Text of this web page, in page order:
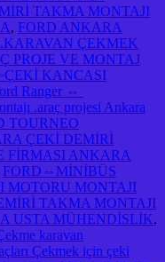
TAKMA MONTAJI
, FORD ANKARA
ÇEKMEK
PROJE VE MONTAJ
KANCASI
Ranger ⇔
.araç projesi Ankara
TOURNEO
ÇEKİ DEMİRİ
FİRMASI ANKARA
FORD⇔MİNİBÜS
MOTORU MONTAJI
TAKMA MONTAJI
USTA MÜHENDİSLİK,
karavan
Çekmek için çeki